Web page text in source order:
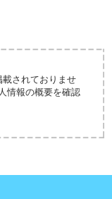
されておりませ
情報の概要を確認